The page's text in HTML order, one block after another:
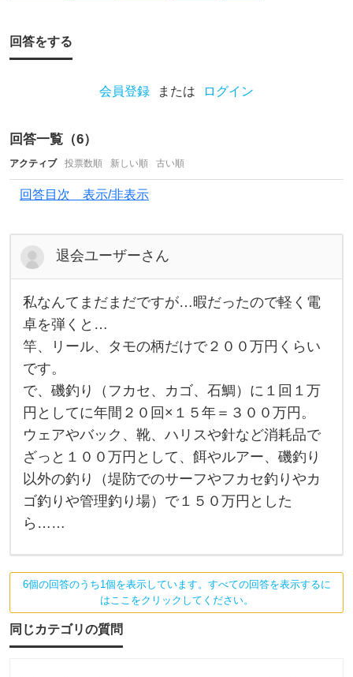
っ
て
？
今
迄
味
と
し
て
釣
り
道
具
へ
ど
れ
位
お
金
使
い
回答をする
会員登録 または ログイン
回答一覧（6）
アクティブ 投票数順 新しい順 古い順
回答目次 表示/非表示
退会ユーザーさん
私
な
ん
て
ま
だ
ま
だ
で
す
が
…
暇
だ
っ
た
で
卓
を
く
と
…
竿
私なんてまだまだですが…暇だったので軽く電
卓を弾くと…
竿、リール、タモの柄だけで２００万円くらい
です。
で、磯釣り（フカセ、カゴ、石鯛）に１回１万
円としてに年間２０回×１５年＝３００万円。
ウェアやバック、靴、ハリスや針など消耗品で
ざっと１００万円として、餌やルアー、磯釣り
以外の釣り（堤防でのサーフやフカセ釣りやカ
ゴ釣りや管理釣り場）で１５０万円とした
ら……
6個の回答のうち1個を表示しています。すべての回答を表示するに
はここをクリックしてください。
同じカテゴリの質問